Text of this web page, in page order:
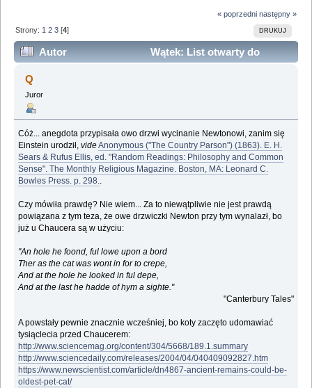
« poprzedni następny »
DRUKUJ
Strony: 1 2 3 [4]
Autor
Wątek: List otwarty do
Tomasza Lema (Przeczytany 234149 razy)
Q
Juror
Cóż... anegdota przypisała owo drzwi wycinanie Newtonowi, zanim się
Einstein urodził,videAnonymous ("The Country Parson") (1863). E. H.
Sears & Rufus Ellis, ed. "Random Readings: Philosophy and Common
Sense". The Monthly Religious Magazine. Boston, MA: Leonard C.
Bowles Press. p. 298..
Czy mówiła prawdę? Nie wiem... Za to niewątpliwie nie jest prawdą
powiązana z tym teza, że owe drzwiczki Newton przy tym wynalazł, bo
już u Chaucera są w użyciu:
"An hole he foond, ful lowe upon a bord
Ther as the cat was wont in for to crepe,
And at the hole he looked in ful depe,
And at the last he hadde of hym a sighte."
"Canterbury Tales"
A powstały pewnie znacznie wcześniej, bo koty zaczęto udomawiać
tysiąclecia przed Chaucerem:
http://www.sciencemag.org/content/304/5668/189.1.summary
http://www.sciencedaily.com/releases/2004/04/040409092827.htm
https://www.newscientist.com/article/dn4867-ancient-remains-could-be-
oldest-pet-cat/